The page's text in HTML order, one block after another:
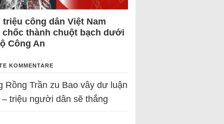
triệu công dân Việt Nam
chốc thành chuột bạch dưới
Công An
KOMMENTARE
Rồng Trần zu Bao vây dư luận
– triệu người dân sẽ thắng